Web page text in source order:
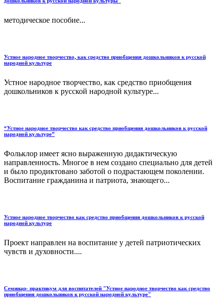
методическое пособие...
Устное народное творчество, как средство приобщения дошкольников к русской
народной культуре
Устное народное творчество, как средство приобщения
дошкольников к русской народной культуре...
“Устное народное творчество как средство приобщения дошкольников к русской
народной культуре”
Фольклор имеет ясно выраженную дидактическую
направленность. Многое в нем создано специально для детей
и было продиктовано заботой о подрастающем поколении.
Воспитание гражданина и патриота, знающего...
Устное народное творчество как средство приобщения дошкольников к русской
народной культуре
Проект направлен на воспитание у детей патриотических
чувств и духовности....
Семинар- практикум для воспитателей "Устное народное творчество как средство
приобщения дошкольников к русской народной культуре"